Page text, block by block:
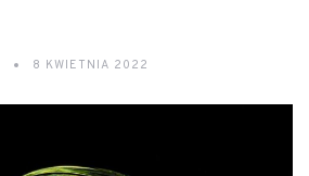
8 KWIETNIA 2022